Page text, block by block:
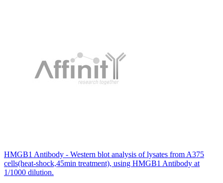
HMGB1 Antibody - Western blot analysis of lysates from A375
cells(heat-shock,45min treatment), using HMGB1 Antibody at
1/1000 dilution.